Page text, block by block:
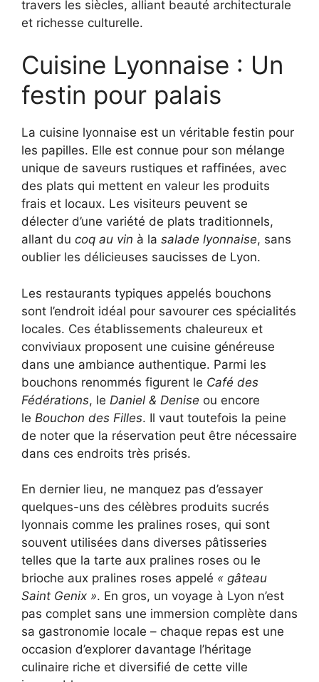
travers les siècles, alliant beauté architecturale
et richesse culturelle.
Cuisine Lyonnaise : Un
festin pour palais
La cuisine lyonnaise est un véritable festin pour
les papilles. Elle est connue pour son mélange
unique de saveurs rustiques et raffinées, avec
des plats qui mettent en valeur les produits
frais et locaux. Les visiteurs peuvent se
délecter d’une variété de plats traditionnels,
allant du coq au vin à la salade lyonnaise, sans
oublier les délicieuses saucisses de Lyon.
Les restaurants typiques appelés bouchons
sont l’endroit idéal pour savourer ces spécialités
locales. Ces établissements chaleureux et
conviviaux proposent une cuisine généreuse
dans une ambiance authentique. Parmi les
bouchons renommés figurent le Café des
Fédérations, le Daniel & Denise ou encore
le Bouchon des Filles. Il vaut toutefois la peine
de noter que la réservation peut être nécessaire
dans ces endroits très prisés.
En dernier lieu, ne manquez pas d’essayer
quelques-uns des célèbres produits sucrés
lyonnais comme les pralines roses, qui sont
souvent utilisées dans diverses pâtisseries
telles que la tarte aux pralines roses ou le
brioche aux pralines roses appelé « gâteau
Saint Genix ». En gros, un voyage à Lyon n’est
pas complet sans une immersion complète dans
sa gastronomie locale – chaque repas est une
occasion d’explorer davantage l’héritage
culinaire riche et diversifié de cette ville